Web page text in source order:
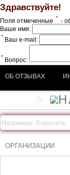
Здравствуйте!
Поля отмеченные * -
Ваше имя:
* Ваш e-mail:
* Вопрос:
ОБ ОТЗЫВАХ
ОРГАНИЗАЦИИ